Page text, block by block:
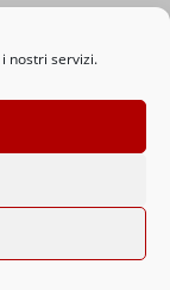
nostri servizi.
|Privacy|